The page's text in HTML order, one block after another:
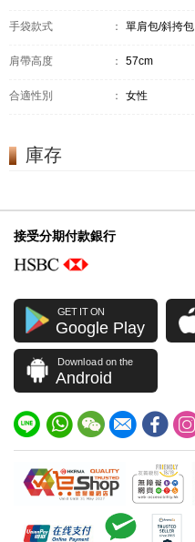
手袋款式 ： 單肩包/斜挎包
肩帶高度 ： 57cm
合適性別 ： 女性
庫存
接受分期付款銀行
GET IT ON
Google Play
Download on the
Android